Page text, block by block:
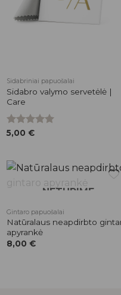
Sidabriniai papuošalai
Sidabro valymo servetėlė |
Care
Įvertinimas:
5,00 €
NETURIME
Gintaro papuošalai
Natūralaus neapdirbto
apyrankė
8,00 €